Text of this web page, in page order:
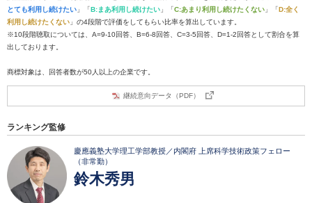
とても利用し続けたい 」「B:まあ利用し続けたい 」「C:あまり利用し続けたくない 」「D:全く
利用し続けたくない 」の4段階で評価をしてもらい比率を算出しています。
※10段階聴取については、A=9-10回答、B=6-8回答、C=3-5回答、D=1-2回答として割合を算
出しております。
商標対象は、回答者数が50人以上の企業です。
継続意向データ（PDF）
ランキング監修
慶應義塾大学理工学部教授／内閣府 上席科学技術政策フェロー
（非常勤）
鈴木秀男